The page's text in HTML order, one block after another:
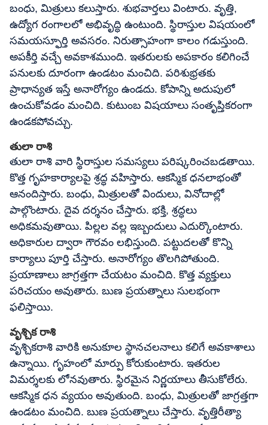
బంధు, మిత్రులు కలుస్తారు. శుభవార్తలు వింటారు. వృత్తి,
ఉద్యోగ రంగాలలో అభివృద్ధి ఉంటుంది. స్థిరాస్తుల విషయంలో
సమయస్ఫూర్తి అవసరం. నిరుత్సాహంగా కాలం గడుస్తుంది.
అపకీర్తి వచ్చే అవకాశముంది. ఇతరులకు అపకారం కలిగించే
పనులకు దూరంగా ఉండటం మంచిది. పరిశుభ్రతకు
ప్రాధాన్యత ఇస్తే అనారోగ్యం ఉండదు. కోపాన్ని అదుపులో
ఉంచుకోవడం మంచిది. కుటుంబ విషయాలు సంతృప్తికరంగా
ఉండకపోవచ్చు.
తులా రాశి
తులా రాశి వారి స్థిరాస్తుల సమస్యలు పరిష్కరించబడతాయి.
కొత్త గృహకార్యాలపై శ్రద్ధ వహిస్తారు. ఆకస్మిక ధనలాభంతో
ఆనందిస్తారు. బంధు, మిత్రులతో విందులు, వినోదాల్లో
పాల్గొంటారు. దైవ దర్శనం చేస్తారు. భక్తి, శ్రద్ధలు
అధికమవుతాయి. పిల్లల వల్ల ఇబ్బందులు ఎదుర్కొంటారు.
అధికారుల ద్వారా గౌరవం లభిస్తుంది. పట్టుదలతో కొన్ని
కార్యాలు పూర్తి చేస్తారు. అనారోగ్యం తొలగిపోతుంది.
ప్రయాణాలు జాగ్రత్తగా చేయటం మంచిది. కొత్త వ్యక్తులు
పరిచయం అవుతారు. బుణ ప్రయత్నాలు సులభంగా
ఫలిస్తాయి.
వృశ్చిక రాశి
వృశ్చికరాశి వారికి అనుకూల స్థానచలనాలు కలిగే అవకాశాలు
ఉన్నాయి. గృహంలో మార్పు కోరుకుంటారు. ఇతరుల
విమర్శలకు లోనవుతారు. స్థిరమైన నిర్ణయాలు తీసుకోలేరు.
ఆకస్మిక ధన వ్యయం అవుతుంది. బంధు, మిత్రులతో జాగ్రత్తగా
ఉండటం మంచిది. బుణ ప్రయత్నాలు చేస్తారు. వృత్తిరీత్యా